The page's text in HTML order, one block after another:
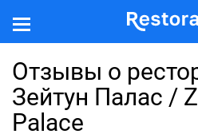
Отзывы о
Зейтун Палас /
Palace